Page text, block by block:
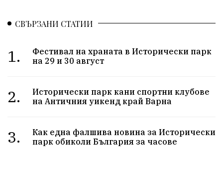
СВЪРЗАНИ СТАТИИ
1.
Фестивал на храната в Исторически парк
на 29 и 30 август
2.
Исторически парк кани спортни клубове
на Античния уикенд край Варна
3.
Как една фалшива новина за Исторически
парк обиколи България за часове